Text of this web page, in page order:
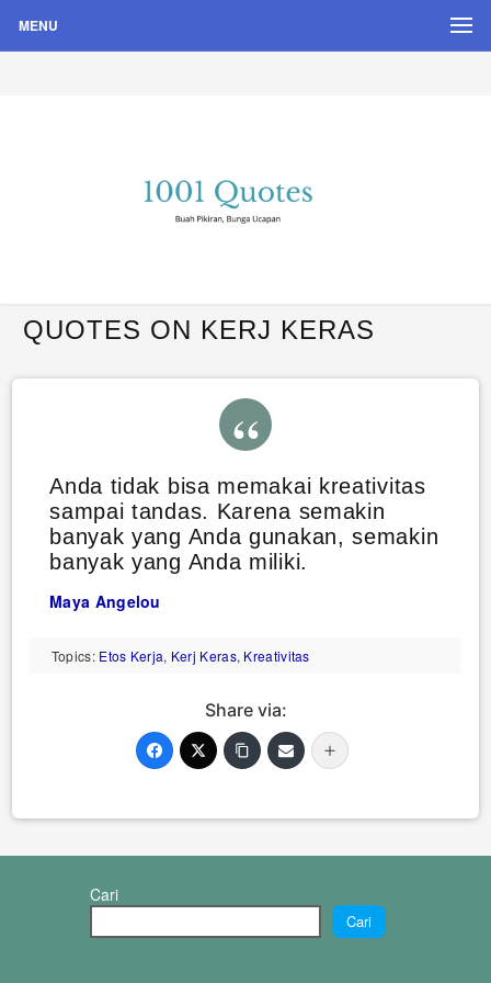
MENU
Quote Hari Puisi
QUOTES ON KERJ KERAS
Anda tidak bisa memakai kreativitas
sampai tandas. Karena semakin
banyak yang Anda gunakan, semakin
banyak yang Anda miliki.
Maya Angelou
Topics: Etos Kerja, Kerj Keras, Kreativitas
Share via:
Cari
Cari